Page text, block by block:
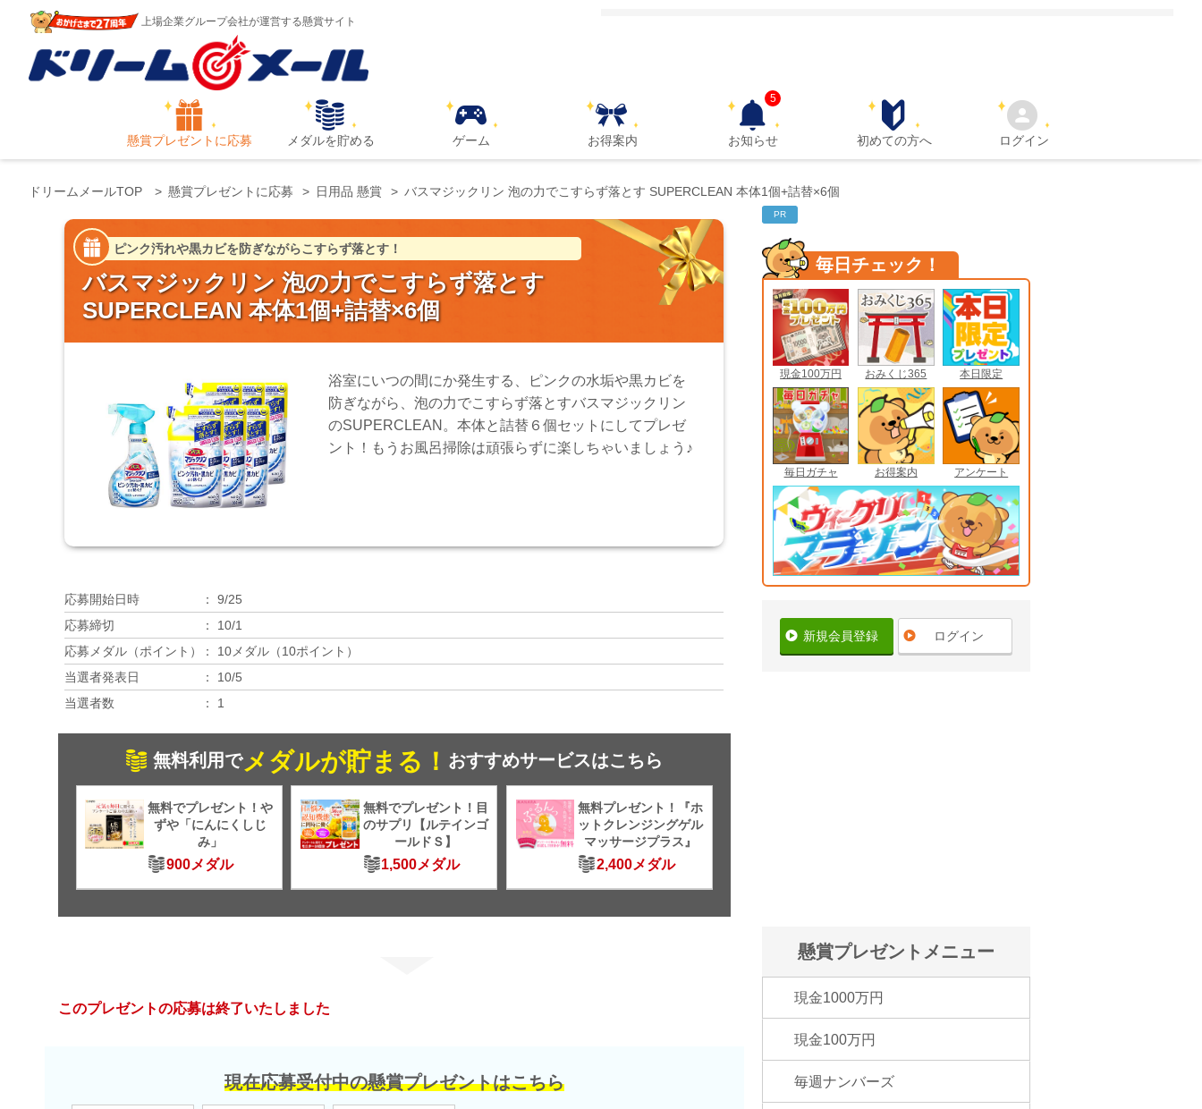
上場企業グループ会社が運営する懸賞サイト
懸賞プレゼントに応募 メダルを貯める ゲーム お得案内 お知らせ
5
初めての方へ ログイン
ドリームメールTOP 懸賞プレゼントに応募 日用品 懸賞 バスマジックリン 泡の力でこすらず落とす SUPERCLEAN 本体1個+詰替×6個
ピンク汚れや黒カビを防ぎながらこすらず落とす！
バスマジックリン 泡の力でこすらず落とす
SUPERCLEAN 本体1個+詰替×6個
浴室にいつの間にか発生する、ピンクの水垢や黒カビを
防ぎながら、泡の力でこすらず落とすバスマジックリン
のSUPERCLEAN。本体と詰替６個セットにしてプレゼ
ント！もうお風呂掃除は頑張らずに楽しちゃいましょう♪
応募開始日時
9/25
応募締切
10/1
応募メダル（ポイント）
10メダル（10ポイント）
当選者発表日
10/5
当選者数
1
無料利用でメダルが貯まる！ おすすめサービスはこちら
無料でプレゼント！や
ずや「にんにくしじ
み」
900メダル
無料でプレゼント！目
のサプリ【ルテインゴ
ールドＳ】
1,500メダル
無料プレゼント！『ホ
ットクレンジングゲル
マッサージプラス』
2,400メダル
このプレゼントの応募は終了いたしました
現在応募受付中の懸賞プレゼントはこちら
PR
毎日チェック！
現金100万円 おみくじ365 本日限定
毎日ガチャ お得案内 アンケート
新規会員登録 ログイン
懸賞プレゼントメニュー
現金1000万円
現金100万円
毎週ナンバーズ